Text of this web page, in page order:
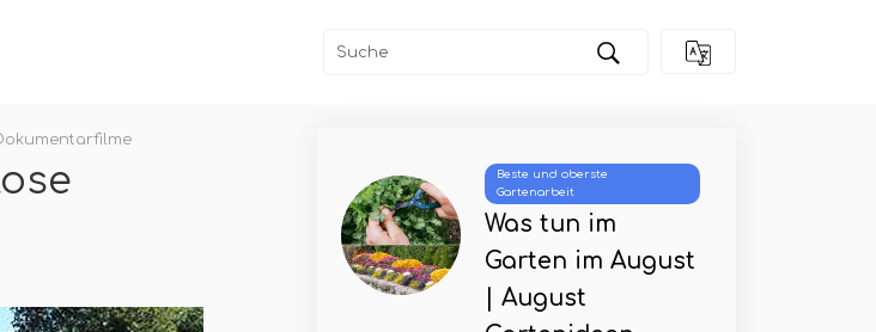
Beste und oberste
Gartenarbeit
Was tun im
Garten im August
| August